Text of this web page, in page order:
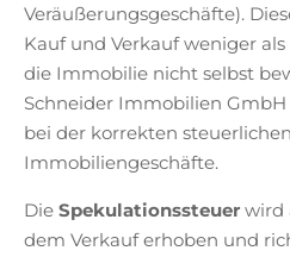
Veräußerungsgeschäfte).
Kauf und Verkauf weniger
die Immobilie nicht selbst
Schneider Immobilien
bei der korrekten
Immobiliengeschäfte.
Die Spekulationssteuer wird
dem Verkauf erhoben und